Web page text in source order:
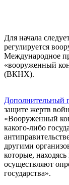
Для начала
регулируется
Международное
«вооруженный
(ВКНХ).
Дополнительный
защите жертв
«Вооруженный
какого-либо
другими
которые,
осуществляют
государства».